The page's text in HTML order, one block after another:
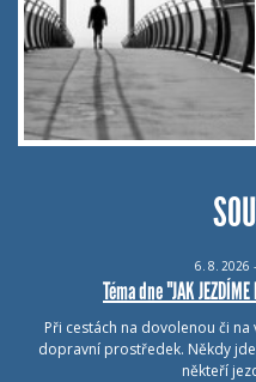
6. 8. 2026
Téma dne "JAK
Při cestách na dovolenou či
dopravní prostředek. Někdy
někteří